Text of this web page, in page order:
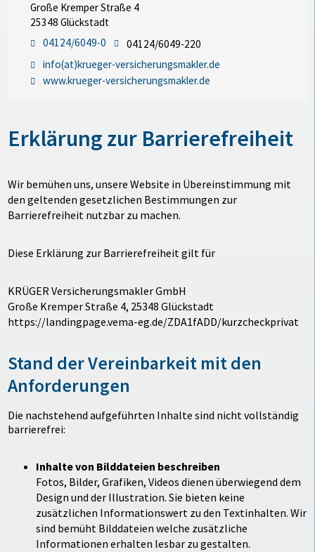
Große Kremper Straße 4
25348 Glückstadt
04124/6049-0
04124/6049-220
info(at)krueger-versicherungsmakler.de
www.krueger-versicherungsmakler.de
Erklärung zur Barrierefreiheit
Wir bemühen uns, unsere Website in Übereinstimmung mit
den geltenden gesetzlichen Bestimmungen zur
Barrierefreiheit nutzbar zu machen.
Diese Erklärung zur Barrierefreiheit gilt für
KRÜGER Versicherungsmakler GmbH
Große Kremper Straße 4, 25348 Glückstadt
https://landingpage.vema-eg.de/ZDA1fADD/kurzcheckprivat
Stand der Vereinbarkeit mit den
Anforderungen
Die nachstehend aufgeführten Inhalte sind nicht vollständig
barrierefrei:
Inhalte von Bilddateien beschreiben
Fotos, Bilder, Grafiken, Videos dienen überwiegend dem
Design und der Illustration. Sie bieten keine
zusätzlichen Informationswert zu den Textinhalten. Wir
sind bemüht Bilddateien welche zusätzliche
Informationen erhalten lesbar zu gestalten.